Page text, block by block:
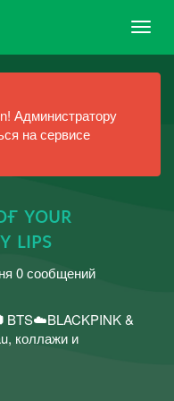
Администратору
на сервисе
ʏᴏᴜʀ
ʟɪᴘs
0 сообщений
BTS☁️BLACKPINK &
коллажи и